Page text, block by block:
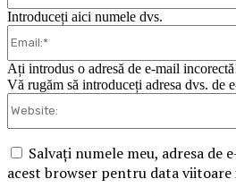
Introduceți aici numele dvs.
Ați introdus o adresă de e-mail
Vă rugăm să introduceți adresa dvs. de
Salvați numele meu, adresa de
acest browser pentru data